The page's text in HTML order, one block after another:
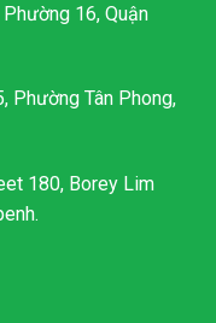
16, Quận
Phường Tân Phong,
180, Borey Lim